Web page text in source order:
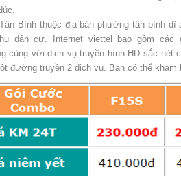
Bình thuộc địa bàn phường tân bình
dân cư. Internet viettel bao gồm
cùng với dịch vụ truyền hình HD sắc
đường truyền 2 dịch vụ. Bạn có thể